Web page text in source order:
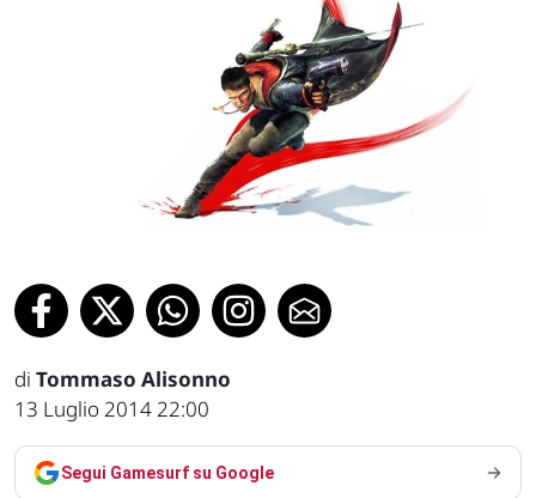
di Tommaso Alisonno
13 Luglio 2014 22:00
Segui Gamesurf su Google